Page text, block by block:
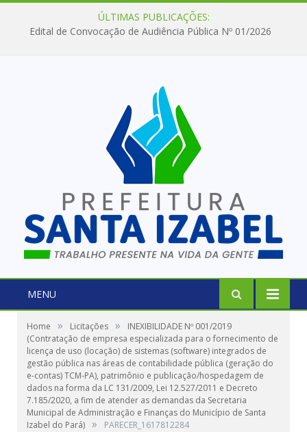
ÚLTIMAS PUBLICAÇÕES:
Edital de Convocação de Audiência Pública Nº 01/2026
MENU
Home » Licitações »
INEXIBILIDADE Nº 001/2019
(Contratação de empresa especializada para o fornecimento de
licença de uso (locação) de sistemas (software) integrados de
gestão pública nas áreas de contabilidade pública (geração do
e-contas) TCM-PA), patrimônio e publicação/hospedagem de
dados na forma da LC 131/2009, Lei 12.527/2011 e Decreto
7.185/2020, a fim de atender as demandas da Secretaria
Municipal de Administração e Finanças do Município de Santa
Izabel do Pará) » PARECER_1617812284